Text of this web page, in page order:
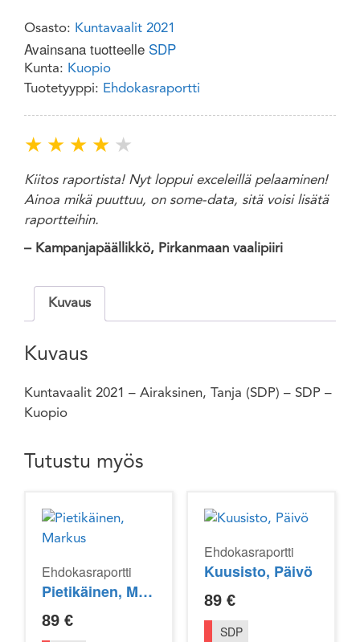
Osasto: Kuntavaalit 2021
Avainsana tuotteelle SDP
Kunta: Kuopio
Tuotetyyppi: Ehdokasraportti
★ ★ ★ ★ ★
Kiitos raportista! Nyt loppui exceleillä pelaaminen!
Ainoa mikä puuttuu, on some-data, sitä voisi lisätä
raportteihin.
– Kampanjapäällikkö, Pirkanmaan vaalipiiri
Kuvaus
Kuvaus
Kuntavaalit 2021 – Airaksinen, Tanja (SDP) – SDP –
Kuopio
Tutustu myös
Ehdokasraportti
Pietikäinen, Markus
89 €
Ehdokasraportti
Kuusisto, Päivö
89 €
SDP